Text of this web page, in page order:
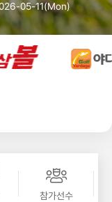
05-11(Mon)
참가선수